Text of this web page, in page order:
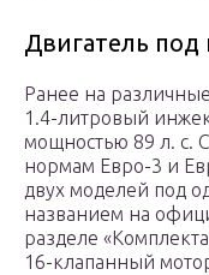
Двигатель под
Ранее на
1.4-литровый
мощностью 89 л. с.
нормам Евро-3 и
двух моделей под
названием на
разделе
16-клапанный мотор